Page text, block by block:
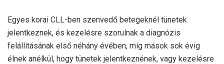
Egyes korai CLL-ben szenvedő betegeknél tünetek
jelentkeznek, és kezelésre szorulnak a diagnózis
felállításának első néhány évében, míg mások sok évig
élnek anélkül, hogy tünetek jelentkeznének, vagy kezelésre